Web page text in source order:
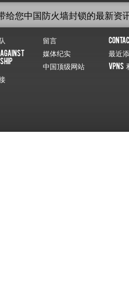
给您中国防火墙封锁的最新资
留言
媒体纪实
最近
中国顶级网站
VPNs